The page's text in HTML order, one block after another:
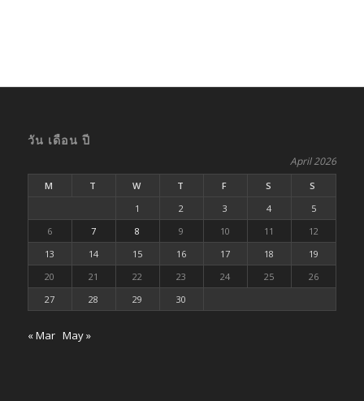
วัน เดือน ปี
April 2026
M T W T F S
S
1
2 3 4
5
6
7 8 9 10 11
12
13
14 15 16 17 18
19
20
21 22 23 24 25
26
27
28 29 30
« Mar May »